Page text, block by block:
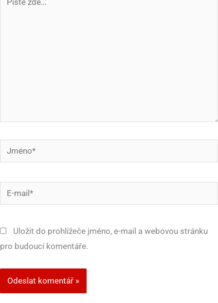
Jméno*
mail*
Uložit do prohlížeče jméno, e-mail a webovou stránku
pro budoucí komentáře.